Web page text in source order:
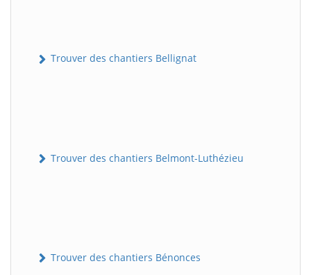
Trouver des chantiers Bellignat
Trouver des chantiers Belmont-Luthézieu
Trouver des chantiers Bénonces